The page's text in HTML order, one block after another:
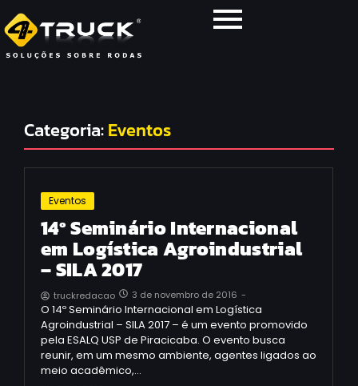
Categoria:Eventos
Eventos
14º Seminário Internacional
em Logística Agroindustrial
– SILA 2017
truckredacao 3 de novembro de 2016 -
O 14º Seminário Internacional em Logística
Agroindustrial – SILA 2017 – é um evento promovido
pela ESALQ USP de Piracicaba. O evento busca
reunir, em um mesmo ambiente, agentes ligados ao
meio acadêmico,…